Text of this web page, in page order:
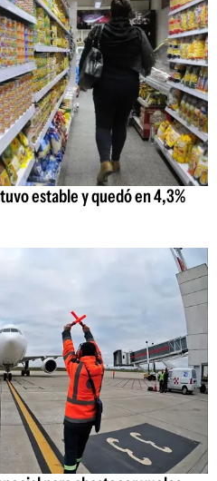
estable y quedó en 4,3%